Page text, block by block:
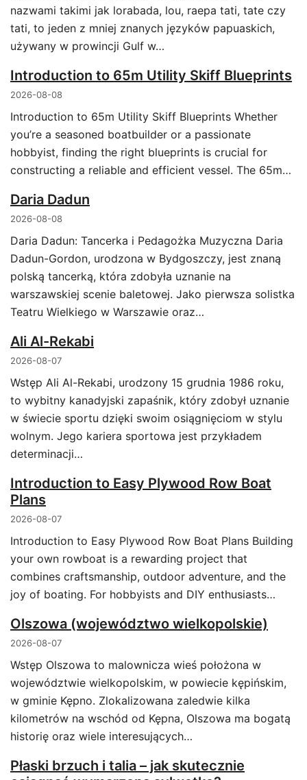
nazwami takimi jak lorabada, lou, raepa tati, tate czy
tati, to jeden z mniej znanych języków papuaskich,
używany w prowincji Gulf w…
Introduction to 65m Utility Skiff Blueprints
2026-08-08
Introduction to 65m Utility Skiff Blueprints Whether
you’re a seasoned boatbuilder or a passionate
hobbyist, finding the right blueprints is crucial for
constructing a reliable and efficient vessel. The 65m…
Daria Dadun
2026-08-08
Daria Dadun: Tancerka i Pedagożka Muzyczna Daria
Dadun-Gordon, urodzona w Bydgoszczy, jest znaną
polską tancerką, która zdobyła uznanie na
warszawskiej scenie baletowej. Jako pierwsza solistka
Teatru Wielkiego w Warszawie oraz…
Ali Al-Rekabi
2026-08-07
Wstęp Ali Al-Rekabi, urodzony 15 grudnia 1986 roku,
to wybitny kanadyjski zapaśnik, który zdobył uznanie
w świecie sportu dzięki swoim osiągnięciom w stylu
wolnym. Jego kariera sportowa jest przykładem
determinacji…
Introduction to Easy Plywood Row Boat
Plans
2026-08-07
Introduction to Easy Plywood Row Boat Plans Building
your own rowboat is a rewarding project that
combines craftsmanship, outdoor adventure, and the
joy of boating. For hobbyists and DIY enthusiasts…
Olszowa (województwo wielkopolskie)
2026-08-07
Wstęp Olszowa to malownicza wieś położona w
województwie wielkopolskim, w powiecie kępińskim,
w gminie Kępno. Zlokalizowana zaledwie kilka
kilometrów na wschód od Kępna, Olszowa ma bogatą
historię oraz wiele interesujących…
Płaski brzuch i talia – jak skutecznie